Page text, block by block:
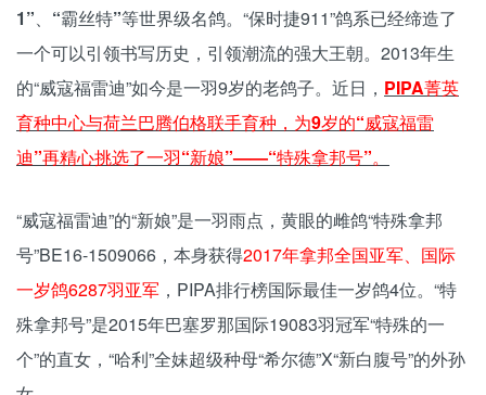
1”、“霸丝特”等世界级名鸽。 “保时捷911”鸽系已经缔造了
一个可以引领书写历史，引领潮流的强大王朝。2013年生
的“威寇福雷迪”如今是一羽9岁的老鸽子。近日， PIPA菁英
育种中心与荷兰巴腾伯格联手育种，为9岁的“威寇福雷
迪”再精心挑选了一羽“新娘”——“特殊拿邦号”。
“威寇福雷迪”的“新娘”是一羽雨点，黄眼的雌鸽“特殊拿邦
号”BE16-1509066，本身获得2017年拿邦全国亚军、国际
一岁鸽6287羽亚军 ，PIPA排行榜国际最佳一岁鸽4位。“特
殊拿邦号”是2015年巴塞罗那国际19083羽冠军“特殊的一
个”的直女，“哈利”全妹超级种母“希尔德”X“新白腹号”的外孙